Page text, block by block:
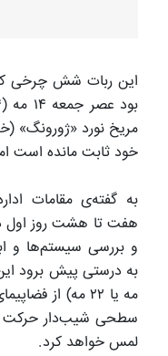
مریخ نورد «ژورونگ»
خود ثابت مانده است
به گفته‌ی مقامات
هفت تا هشت روز اول
و بررسی سیستم‌ها و
مه یا ۲۲ مه) از
سطحی شیب‌دار حرکت
لمس خواهد کرد.